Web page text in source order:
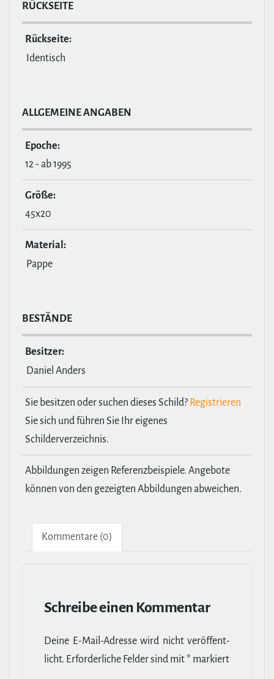
RÜCKSEITE
Rückseite:
Identisch
ALL­GE­MEINE ANGABEN
Epoche:
12 - ab 1995
Größe:
45x20
Material:
Pappe
BESTÄNDE
Besitzer:
Daniel Anders
Sie besitzen oder suchen dieses Schild? Registrieren
Sie sich und führen Sie Ihr eigenes
Schilderverzeichnis.
Abbildungen zeigen Referenzbeispiele. Angebote
können von den gezeigten Abbildungen abweichen.
Kom­men­tare (0)
Schreibe einen Kommentar
Deine E‑Mail-​Adresse wird nicht ver­öf­fent­
licht. Erfor­der­liche Felder sind mit* markiert